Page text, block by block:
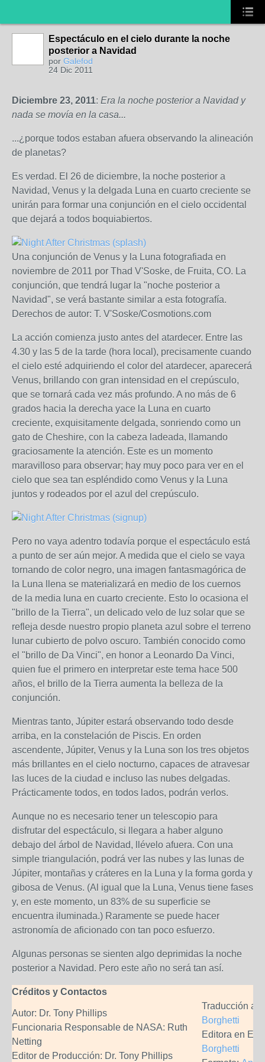
Espectáculo en el cielo durante la noche
posterior a Navidad
por Galefod
24 Dic 2011
Diciembre 23, 2011: Era la noche posterior a Navidad y
nada se movía en la casa...
...¿porque todos estaban afuera observando la alineación
de planetas?
Es verdad. El 26 de diciembre, la noche posterior a
Navidad, Venus y la delgada Luna en cuarto creciente se
unirán para formar una conjunción en el cielo occidental
que dejará a todos boquiabiertos.
Una conjunción de Venus y la Luna fotografiada en
noviembre de 2011 por Thad V'Soske, de Fruita, CO. La
conjunción, que tendrá lugar la "noche posterior a
Navidad", se verá bastante similar a esta fotografía.
Derechos de autor: T. V'Soske/Cosmotions.com
La acción comienza justo antes del atardecer. Entre las
4.30 y las 5 de la tarde (hora local), precisamente cuando
el cielo esté adquiriendo el color del atardecer, aparecerá
Venus, brillando con gran intensidad en el crepúsculo,
que se tornará cada vez más profundo. A no más de 6
grados hacia la derecha yace la Luna en cuarto
creciente, exquisitamente delgada, sonriendo como un
gato de Cheshire, con la cabeza ladeada, llamando
graciosamente la atención. Este es un momento
maravilloso para observar; hay muy poco para ver en el
cielo que sea tan espléndido como Venus y la Luna
juntos y rodeados por el azul del crepúsculo.
Pero no vaya adentro todavía porque el espectáculo está
a punto de ser aún mejor. A medida que el cielo se vaya
tornando de color negro, una imagen fantasmagórica de
la Luna llena se materializará en medio de los cuernos
de la media luna en cuarto creciente. Esto lo ocasiona el
"brillo de la Tierra", un delicado velo de luz solar que se
refleja desde nuestro propio planeta azul sobre el terreno
lunar cubierto de polvo oscuro. También conocido como
el "brillo de Da Vinci", en honor a Leonardo Da Vinci,
quien fue el primero en interpretar este tema hace 500
años, el brillo de la Tierra aumenta la belleza de la
conjunción.
Mientras tanto, Júpiter estará observando todo desde
arriba, en la constelación de Piscis. En orden
ascendente, Júpiter, Venus y la Luna son los tres objetos
más brillantes en el cielo nocturno, capaces de atravesar
las luces de la ciudad e incluso las nubes delgadas.
Prácticamente todos, en todos lados, podrán verlos.
Aunque no es necesario tener un telescopio para
disfrutar del espectáculo, si llegara a haber alguno
debajo del árbol de Navidad, llévelo afuera. Con una
simple triangulación, podrá ver las nubes y las lunas de
Júpiter, montañas y cráteres en la Luna y la forma gorda y
gibosa de Venus. (Al igual que la Luna, Venus tiene fases
y, en este momento, un 83% de su superficie se
encuentra iluminada.) Raramente se puede hacer
astronomía de aficionado con tan poco esfuerzo.
Algunas personas se sienten algo deprimidas la noche
posterior a Navidad. Pero este año no será tan así.
Créditos y Contactos
Autor: Dr. Tony Phillips
Funcionaria Responsable de NASA: Ruth
Netting
Editor de Producción: Dr. Tony Phillips
Traducción al
Borghetti
Editora en
Borghetti